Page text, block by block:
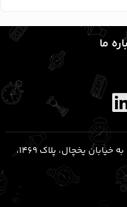
ما
قلهک، خیابان شریعتی (رو به شمال)، نرسیده به خیابان یخچال، پلاک ۱۴۶۹،